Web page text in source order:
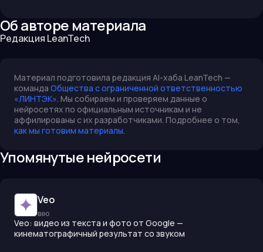
Об авторе материала
Редакция LeanTech
Материал подготовила редакция AI-хаба LeanTech —
команда Общества с ограниченной ответственностью
«ЛИНТЭК» . Мы собираем и проверяем данные о
нейросетях по официальным источникам и не
аффилированы с их разработчиками. Подробнее о том,
как мы готовим материалы
Упомянутые нейросети
Veo
вео
Veo: видео из текста и фото от Google —
кинематографичный результат со звуком